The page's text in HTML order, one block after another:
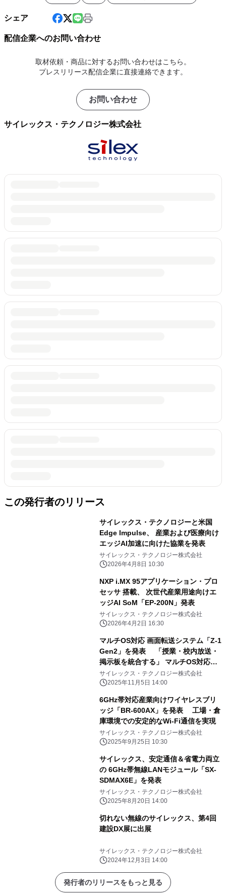
シェア
配信企業へのお問い合わせ
取材依頼・商品に対するお問い合わせはこちら。
プレスリリース配信企業に直接連絡できます。
お問い合わせ
サイレックス・テクノロジー株式会社
この発行者のリリース
サイレックス・テクノロジーと米国
Edge Impulse、 産業および医療向け
エッジAI加速に向けた協業を発表
サイレックス・テクノロジー株式会社
2026年4月8日 10:30
NXP i.MX 95アプリケーション・プロ
セッサ 搭載、 次世代産業用途向けエ
ッジAI SoM「EP-200N」発表
サイレックス・テクノロジー株式会社
2026年4月2日 16:30
マルチOS対応 画面転送システム「Z-1
Gen2」を発表 「授業・校内放送・
掲示板を統合する」 マルチOS対応画
面転送システム
サイレックス・テクノロジー株式会社
2025年11月5日 14:00
6GHz帯対応産業向けワイヤレスブリ
ッジ「BR-600AX」を発表 工場・倉
庫環境での安定的なWi-Fi通信を実現
サイレックス・テクノロジー株式会社
2025年9月25日 10:30
サイレックス、安定通信＆省電力両立
の 6GHz帯無線LANモジュール「SX-
SDMAX6E」を発表
サイレックス・テクノロジー株式会社
2025年8月20日 14:00
切れない無線のサイレックス、第4回
建設DX展に出展
サイレックス・テクノロジー株式会社
2024年12月3日 14:00
発行者のリリースをもっと見る